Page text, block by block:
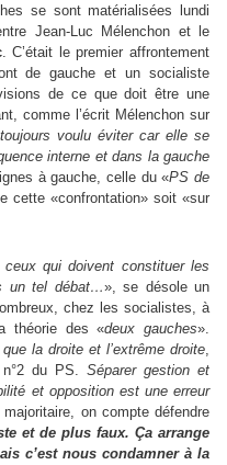
se sont matérialisées lundi
Jean-Luc Mélenchon et le
. C’était le premier affrontement
de gauche et un socialiste
de ce que doit être une
comme l’écrit Mélenchon sur
voulu éviter car elle se
interne et dans la gauche
à gauche, celle du «PS de
cette «confrontation» soit «sur
qui doivent constituer les
un tel débat…», se désole un
chez les socialistes, à
théorie des «deux gauches».
la droite et l’extrême droite,
du PS. Séparer gestion et
et opposition est une erreur
on compte défendre
et de plus faux. Ça arrange
c’est nous condamner à la